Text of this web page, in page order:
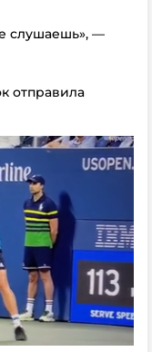
слушаешь», —
отправила